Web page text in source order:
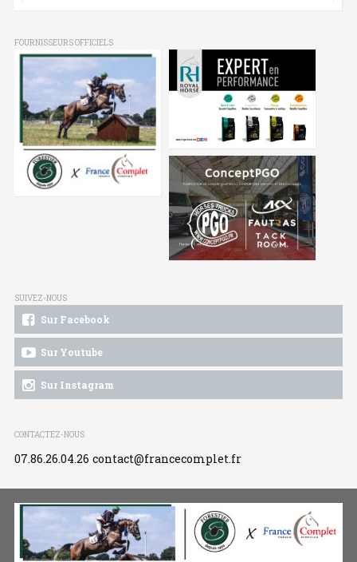
FOURNISSEURS OFFICIELS
SUIVEZ-NOUS
Sur Facebook
Sur Youtube
Sur Instagram
CONTACTEZ-NOUS
07.86.26.04.26 contact@francecomplet.fr